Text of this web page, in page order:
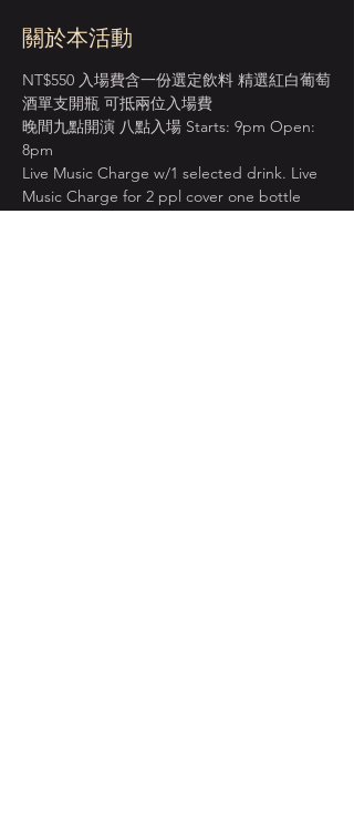
關於本活動
NT$550 入場費含一份選定飲料 精選紅白葡萄
酒單支開瓶 可抵兩位入場費
晚間九點開演 八點入場 Starts: 9pm Open:
8pm
Live Music Charge w/1 selected drink. Live
Music Charge for 2 ppl cover one bottle